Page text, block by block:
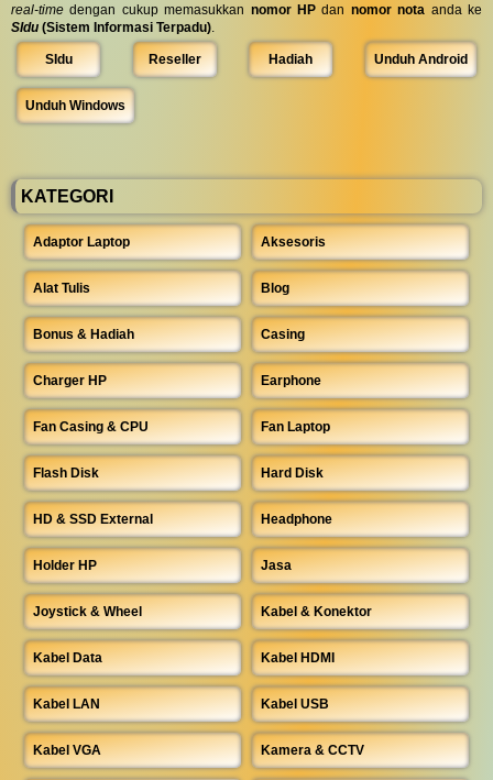
real-time dengan cukup memasukkan nomor HP dan nomor nota anda ke
SIdu (Sistem Informasi Terpadu).
SIdu Reseller Hadiah Unduh Android
Unduh Windows
KATEGORI
Adaptor Laptop Aksesoris
Alat Tulis Blog
Bonus & Hadiah Casing
Charger HP Earphone
Fan Casing & CPU Fan Laptop
Flash Disk Hard Disk
HD & SSD External Headphone
Holder HP Jasa
Joystick & Wheel Kabel & Konektor
Kabel Data Kabel HDMI
Kabel LAN Kabel USB
Kabel VGA Kamera & CCTV